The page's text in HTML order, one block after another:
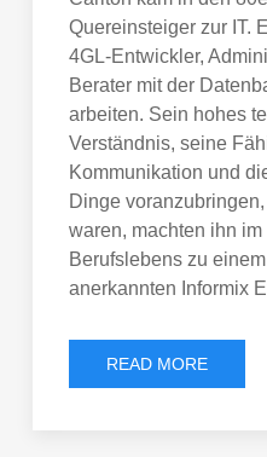
Quereinsteiger zur IT.
4GL-Entwickler,
Berater mit der
arbeiten. Sein hohes
Verständnis, seine
Kommunikation und
Dinge
waren, machten ihn
Berufslebens zu
anerkannten Informix
READ MORE